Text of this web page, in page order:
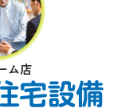
ム店